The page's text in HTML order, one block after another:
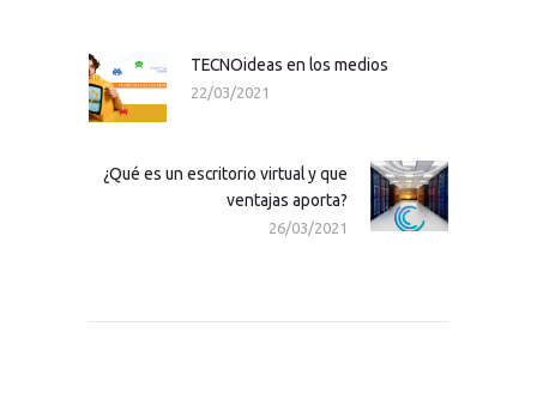
entradasPrevious
post:
TECNOideas en los medios
22/03/2021
Next
post:
¿Qué es un escritorio virtual y que
ventajas aporta?
26/03/2021